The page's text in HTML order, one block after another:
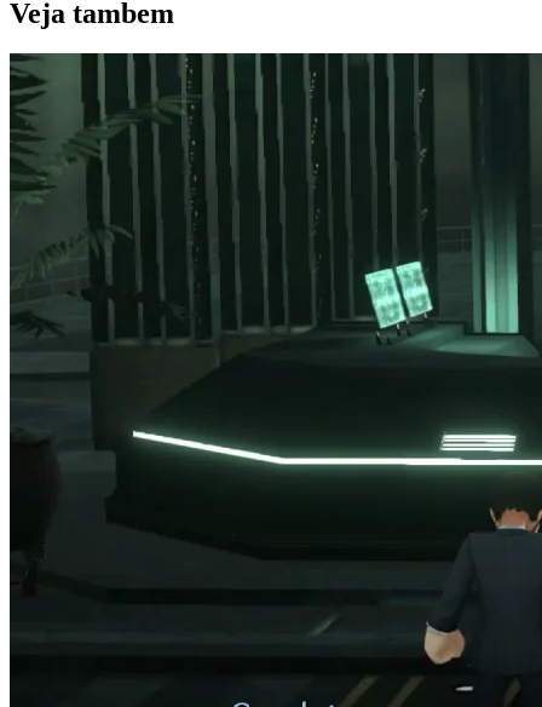
Veja tambem